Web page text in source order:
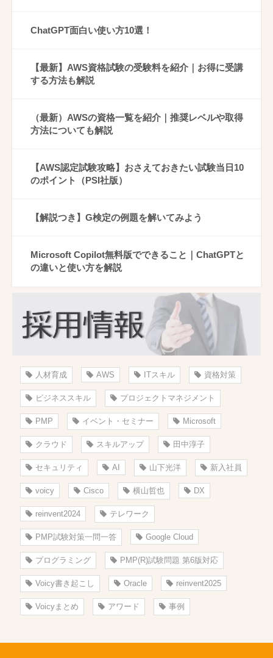
ChatGPT面白い使い方10選！
【最新】AWS資格試験の受験料を紹介｜お得に受講
する方法も解説
（最新）AWSの資格一覧を紹介｜推奨レベルや取得
方法についても解説
【AWS認定試験攻略】おさえておきたい試験当日10
のポイント（PSI社版）
【解説つき】G検定の例題を解いてみよう
Microsoft Copilot無料版でできること｜ChatGPTと
の違いと使い方を解説
人材育成 AWS ITスキル 資格対策
ビジネススキル プロジェクトマネジメント
PMP イベント・セミナー Microsoft
クラウド スキルアップ 田中淳子
セキュリティ AI 山下光洋 新入社員
voicy Cisco 横山哲也 DX
reinvent2024 テレワーク
PMP試験対策一問一答 Google Cloud
プログラミング PMP(R)試験問題 第6版対応
Voicy書き起こし Oracle reinvent2025
Voicyまとめ アワード 事例